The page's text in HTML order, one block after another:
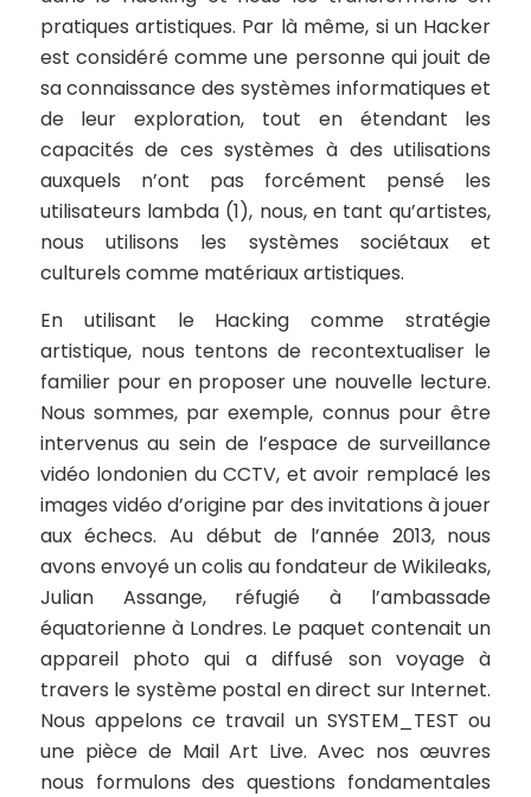
pratiques artistiques. Par là même, si un Hacker
est considéré commeune personne qui jouit de
sa connaissance des systèmes informatiques et
de leur exploration, tout en étendant les
capacités de ces systèmes à des utilisations
auxquels n’ont pas forcément pensé les
utilisateurs lambda(1), nous, en tant qu’artistes,
nous utilisons les systèmes sociétaux et
culturels comme matériaux artistiques.
En utilisant le Hacking comme stratégie
artistique, nous tentons de recontextualiser le
familier pour en proposer une nouvelle lecture.
Nous sommes, par exemple, connus pour être
intervenus au sein de l’espace de surveillance
vidéo londonien du CCTV, et avoir remplacé les
images vidéo d’origine par des invitations à jouer
aux échecs. Au début de l’année 2013, nous
avons envoyé un colis au fondateur de Wikileaks,
Julian Assange, réfugié à l’ambassade
équatorienne à Londres. Le paquet contenait un
appareil photo qui a diffusé son voyage à
travers le système postal en direct sur Internet.
Nous appelons ce travail un SYSTEM_TEST ou
une pièce de Mail Art Live. Avec nos œuvres
nous formulons des questions fondamentales